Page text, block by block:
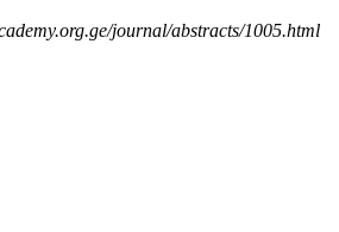
journal/abstracts/1005.html